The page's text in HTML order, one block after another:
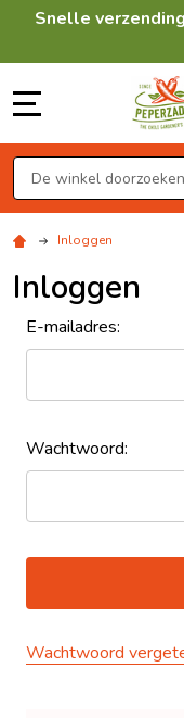
Snelle
Zoeken
Inloggen
Inloggen
E-mailadres:
Wachtwoord:
Wachtwoord